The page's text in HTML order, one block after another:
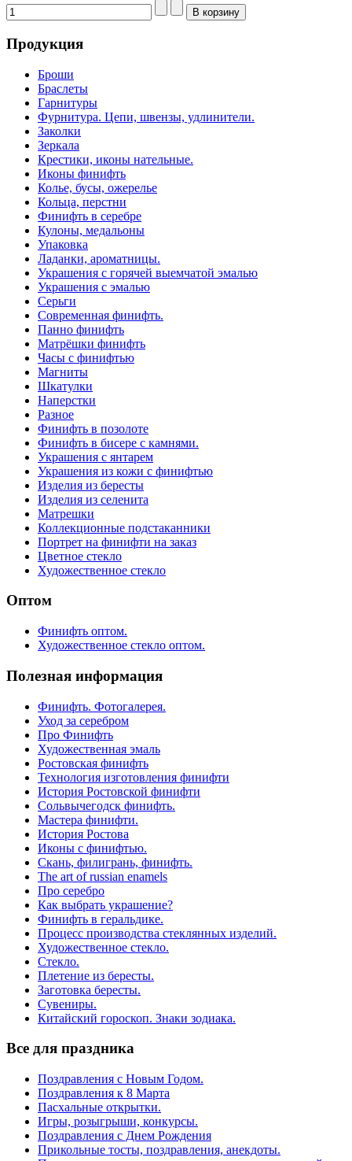
Продукция
Броши
Браслеты
Гарнитуры
Фурнитура. Цепи, швензы, удлинители.
Заколки
Зеркала
Крестики, иконы нательные.
Иконы финифть
Колье, бусы, ожерелье
Кольца, перстни
Финифть в серебре
Кулоны, медальоны
Упаковка
Ладанки, ароматницы.
Украшения с горячей выемчатой эмалью
Украшения с эмалью
Серьги
Современная финифть.
Панно финифть
Матрёшки финифть
Часы с финифтью
Магниты
Шкатулки
Наперстки
Разное
Финифть в позолоте
Финифть в бисере с камнями.
Украшения с янтарем
Украшения из кожи с финифтью
Изделия из бересты
Изделия из селенита
Матрешки
Коллекционные подстаканники
Портрет на финифти на заказ
Цветное стекло
Художественное стекло
Оптом
Финифть оптом.
Художественное стекло оптом.
Полезная информация
Финифть. Фотогалерея.
Уход за серебром
Про Финифть
Художественная эмаль
Ростовская финифть
Технология изготовления финифти
История Ростовской финифти
Сольвычегодск финифть.
Мастера финифти.
История Ростова
Иконы с финифтью.
Скань, филигрань, финифть.
The art of russian enamels
Про серебро
Как выбрать украшение?
Финифть в геральдике.
Процесс производства стеклянных изделий.
Художественное стекло.
Стекло.
Плетение из бересты.
Заготовка бересты.
Сувениры.
Китайский гороскоп. Знаки зодиака.
Все для праздника
Поздравления с Новым Годом.
Поздравления к 8 Марта
Пасхальные открытки.
Игры, розыгрыши, конкурсы.
Поздравления с Днем Рождения
Прикольные тосты, поздравления, анекдоты.